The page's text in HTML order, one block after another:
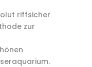
riffsicher
zur